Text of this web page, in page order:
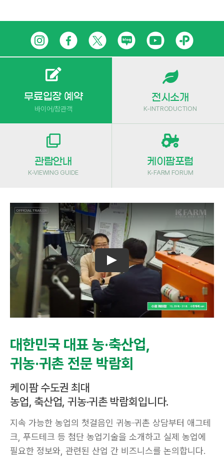
인
스
타
그
램
페
이
스
북
트
위
네
이
유
튜
브
카
카
오
톡
플
러
스
친
무료입장 예약
바이어/참관객
전시소개
K-INTRODUCTION
관람안내
K-VIEWING GUIDE
케이팜포럼
K-FARM FORUM
대한민국 대표 농·축산업,
귀농·귀촌 전문 박람회
케이팜 수도권 최대
농업, 축산업, 귀농·귀촌 박람회입니다.
지속 가능한 농업의 첫걸음인 귀농·귀촌 상담부터 애그테
크, 푸드테크 등 첨단 농업기술을 소개하고 실제 농업에
필요한 정보와, 관련된 산업 간 비즈니스를 논의합니다.